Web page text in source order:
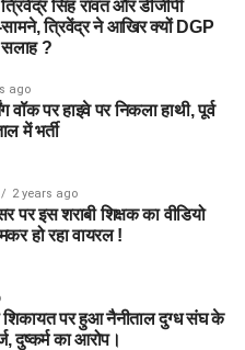
सिंह रावत और डीजीपी
त्रिवेंद्र ने आखिर क्यों DGP
सलाह ?
ago
वॉक पर हाइवे पर निकला हाथी, पूर्व
में भर्ती
2 years ago
पर इस शराबी शिक्षक का वीडियो
हो रहा वायरल !
शिकायत पर हुआ नैनीताल दुग्ध संघ के
दुष्कर्म का आरोप।